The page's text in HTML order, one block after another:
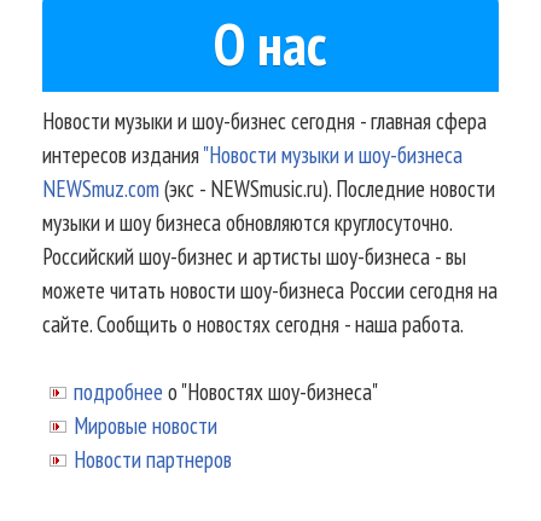
О нас
Новости музыки и шоу-бизнес сегодня - главная сфера
интересов издания"Новости музыки и шоу-бизнеса
NEWSmuz.com(экс - NEWSmusic.ru). Последние новости
музыки и шоу бизнеса обновляются круглосуточно.
Российский шоу-бизнес и артисты шоу-бизнеса - вы
можете читать новости шоу-бизнеса России сегодня на
сайте. Сообщить о новостях сегодня - наша работа.
подробнее о "Новостях шоу-бизнеса"
Мировые новости
Новости партнеров